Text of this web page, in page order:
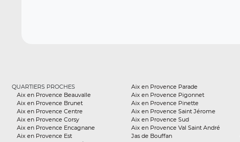
QUARTIERS PROCHES
Aix en Provence Beauvalle
Aix en Provence Brunet
Aix en Provence Centre
Aix en Provence Corsy
Aix en Provence Encagnane
Aix en Provence Est
Aix en Provence Parade
Aix en Provence Pigonnet
Aix en Provence Pinette
Aix en Provence Saint Jérome
Aix en Provence Sud
Aix en Provence Val Saint André
Jas de Bouffan